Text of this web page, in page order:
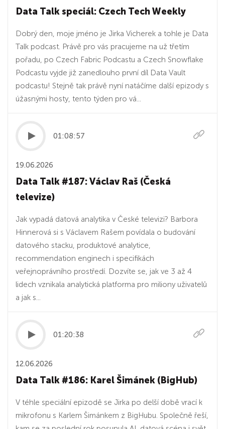
Data Talk speciál: Czech Tech Weekly
Dobrý den, moje jméno je Jirka Vicherek a tohle je Data
Talk podcast. Právě pro vás pracujeme na už třetím
pořadu, po Czech Fabric Podcastu a Czech Snowflake
Podcastu vyjde již zanedlouho první díl Data Vault
podcastu! Stejně tak právě nyní natáčíme další epizody s
úžasnými hosty, tento týden pro vá...
01:08:57
19.06.2026
Data Talk #187: Václav Raš (Česká
televize)
Jak vypadá datová analytika v České televizi? Barbora
Hinnerová si s Václavem Rašem povídala o budování
datového stacku, produktové analytice,
recommendation enginech i specifikách
veřejnoprávního prostředí. Dozvíte se, jak ve 3 až 4
lidech vznikala analytická platforma pro miliony uživatelů
a jak s...
01:20:38
12.06.2026
Data Talk #186: Karel Šimánek (BigHub)
V téhle speciální epizodě se Jirka po delší době vrací k
mikrofonu s Karlem Šimánkem z BigHubu. Společně řeší,